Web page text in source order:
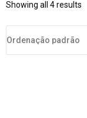
Showing all 4 results